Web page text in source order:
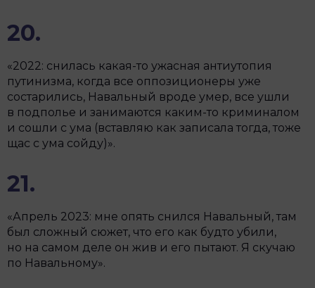
20.
«2022: снилась какая-то ужасная антиутопия
путинизма, когда все оппозиционеры уже
состарились, Навальный вроде умер, все ушли
в подполье и занимаются каким-то криминалом
и сошли с ума (вставляю как записала тогда, тоже
щас с ума сойду)».
21.
«Апрель 2023: мне опять снился Навальный, там
был сложный сюжет, что его как будто убили,
но на самом деле он жив и его пытают. Я скучаю
по Навальному».